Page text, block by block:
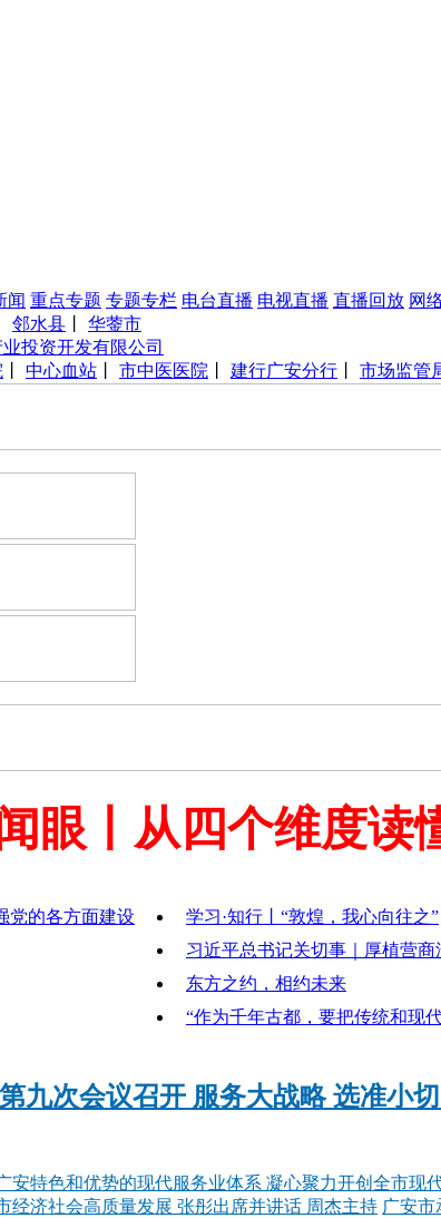
闻 重点专题 专题专栏 电台直播 电视直播 直播回放 网
邻水县
华蓥市
投资开发有限公司
中心血站 市中医医院 建行广安分行 市场监管
眼丨从四个维度读
党的各方面建设
学习·知行丨“敦煌，我心向往之”
习近平总书记关切事｜厚植营
东方之约，相约未来
“作为千年古都，要把传统和现
九次会议召开 服务大战略 选准小
安特色和优势的现代服务业体系 凝心聚力开创全市现
经济社会高质量发展 张彤出席并讲话 周杰主持 广安